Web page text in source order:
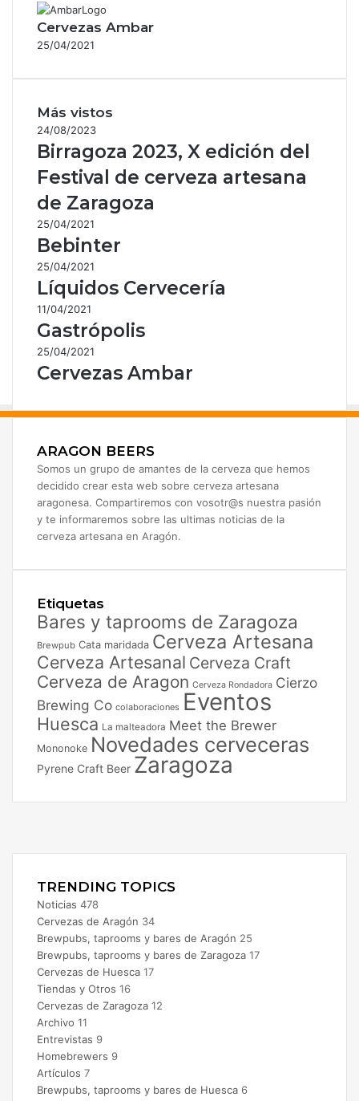
Cervezas Ambar
25/04/2021
Más vistos
24/08/2023
Birragoza 2023, X edición del
Festival de cerveza artesana
de Zaragoza
25/04/2021
Bebinter
25/04/2021
Líquidos Cervecería
11/04/2021
Gastrópolis
25/04/2021
Cervezas Ambar
ARAGON BEERS
Somos un grupo de amantes de la cerveza que hemos
decidido crear esta web sobre cerveza artesana
aragonesa. Compartiremos con vosotr@s nuestra pasión
y te informaremos sobre las ultimas noticias de la
cerveza artesana en Aragón.
Etiquetas
Bares y taprooms de Zaragoza
Brewpub Cata maridada Cerveza Artesana
Cerveza Artesanal Cerveza Craft
Cerveza de Aragon Cerveza Rondadora Cierzo
Brewing Co colaboraciones Eventos
Huesca La malteadora Meet the Brewer
Mononoke Novedades cerveceras
Pyrene Craft Beer Zaragoza
TRENDING TOPICS
Noticias 478
Cervezas de Aragón 34
Brewpubs, taprooms y bares de Aragón 25
Brewpubs, taprooms y bares de Zaragoza 17
Cervezas de Huesca 17
Tiendas y Otros 16
Cervezas de Zaragoza 12
Archivo 11
Entrevistas 9
Homebrewers 9
Artículos 7
Brewpubs, taprooms y bares de Huesca 6